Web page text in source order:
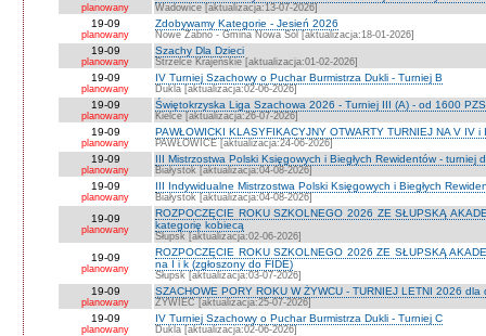
planowany Wadowice [aktualizacja:13-07-2026]
19-09
planowany
Zdobywamy Kategorie - Jesień 2026
Nowe Żabno - Gmina Nowa Sól [aktualizacja:18-01-2026]
19-09
planowany
Szachy Dla Dzieci
Strzelce Krajeńskie [aktualizacja:01-02-2026]
19-09
planowany
IV Turniej Szachowy o Puchar Burmistrza Dukli - Turniej B
Dukla [aktualizacja:02-06-2026]
19-09
planowany
Świętokrzyska Liga Szachowa 2026 - Turniej III (A) - od 1600
Kielce [aktualizacja:26-07-2026]
19-09
planowany
PAWŁOWICKI KLASYFIKACYJNY OTWARTY TURNIEJ NA V IV i
PAWŁOWICE [aktualizacja:24-06-2026]
19-09
planowany
III Mistrzostwa Polski Księgowych i Biegłych Rewidentów - turniej
Białystok [aktualizacja:04-08-2026]
19-09
planowany
III Indywidualne Mistrzostwa Polski Księgowych i Biegłych
Białystok [aktualizacja:04-08-2026]
19-09
planowany
ROZPOCZĘCIE ROKU SZKOLNEGO 2026 ZE SŁUPSKĄ
kategorię kobiecą
Słupsk [aktualizacja:02-06-2026]
19-09
planowany
ROZPOCZĘCIE ROKU SZKOLNEGO 2026 ZE SŁUPSKĄ
na I i k (zgłoszony do FIDE)
Słupsk [aktualizacja:03-07-2026]
19-09
planowany
SZACHOWE PORY ROKU W ŻYWCU - TURNIEJ LETNI 2026 dla
ŻYWIEC [aktualizacja:25-07-2026]
19-09
planowany
IV Turniej Szachowy o Puchar Burmistrza Dukli - Turniej C
Dukla [aktualizacja:02-06-2026]